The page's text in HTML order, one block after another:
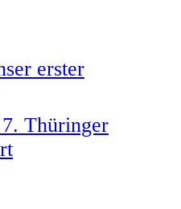
erster
Thüringer